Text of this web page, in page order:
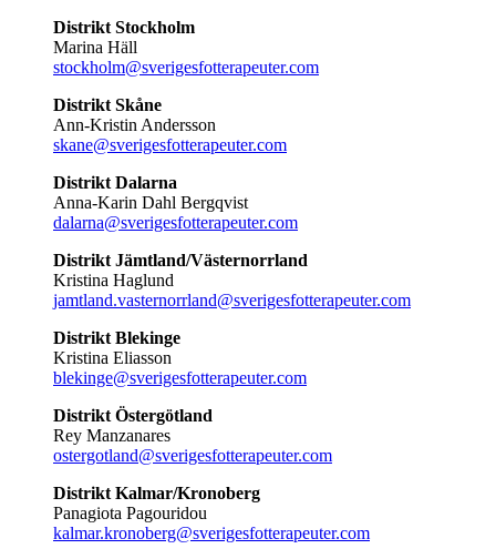
Distrikt Stockholm
Marina Häll
stockholm@sverigesfotterapeuter.com
Distrikt Skåne
Ann-Kristin Andersson
skane@sverigesfotterapeuter.com
Distrikt Dalarna
Anna-Karin Dahl Bergqvist
dalarna@sverigesfotterapeuter.com
Distrikt Jämtland/Västernorrland
Kristina Haglund
jamtland.vasternorrland@sverigesfotterapeuter.com
Distrikt Blekinge
Kristina Eliasson
blekinge@sverigesfotterapeuter.com
Distrikt Östergötland
Rey Manzanares
ostergotland@sverigesfotterapeuter.com
Distrikt Kalmar/Kronoberg
Panagiota Pagouridou
kalmar.kronoberg@sverigesfotterapeuter.com